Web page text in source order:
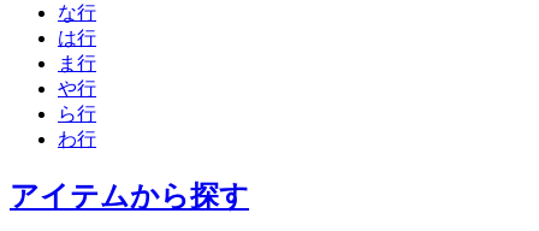
な行
は行
ま行
や行
ら行
わ行
アイテムから探す